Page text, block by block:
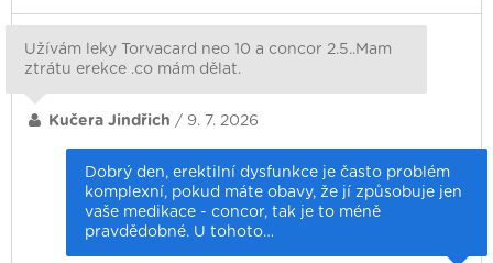
Užívám leky Torvacard neo 10 a concor 2.5..Mam
ztrátu erekce .co mám dělat.
Kučera Jindřich / 9. 7. 2026
Dobrý den, erektilní dysfunkce je často problém
komplexní, pokud máte obavy, že jí způsobuje jen
vaše medikace - concor, tak je to méně
pravdědobné. U tohoto…